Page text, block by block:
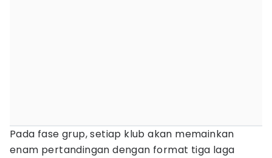
Pada fase grup, setiap klub akan memainkan
enam pertandingan dengan format tiga laga